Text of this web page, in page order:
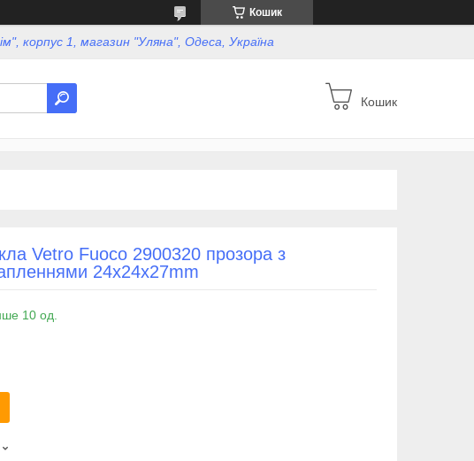
Кошик
корпус 1, магазин "Уляна", Одеса, Україна
Кошик
Vetro Fuoco 2900320 прозора з
24x24x27mm
10 од.